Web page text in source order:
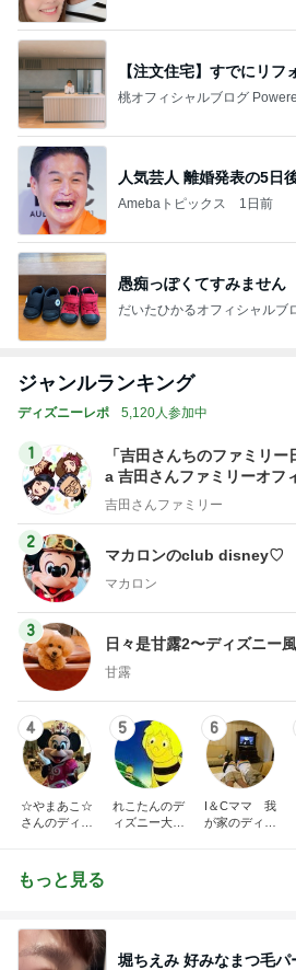
【注文住宅】すでにリフ
桃オフィシャルブログ
人気芸人 離婚発表の5日
Amebaトピックス 1日前
愚痴っぽくてすみません
だいたひかるオフィシャルブ
ジャンルランキング
ディズニーレポ 5,120人参加中
1
「吉田さんちのファミリ
a 吉田さんファミリーオフ
吉田さんファミリー
2
マカロンのclub disney♡
マカロン
3
日々是甘露2〜ディズニー
甘露
4
☆やまあこ☆
さんのディズ
5
れこたんのデ
ィズニー大好
6
I＆Cママ 我
が家のディズ
もっと見る
堀ちえみ 好みなまつ毛パ